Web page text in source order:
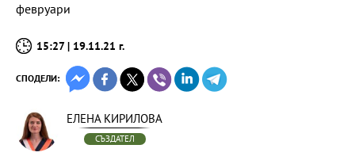
февруари
15:27 | 19.11.21 г.
СПОДЕЛИ:
ЕЛЕНА КИРИЛОВА
СЪЗДАТЕЛ